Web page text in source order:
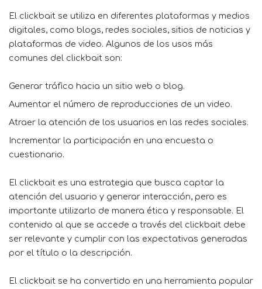
El clickbait se utiliza en diferentes plataformas y medios
digitales, como blogs, redes sociales, sitios de noticias y
plataformas de video. Algunos de los usos más
comunes del clickbait son:
Generar tráfico hacia un sitio web o blog.
Aumentar el número de reproducciones de un video.
Atraer la atención de los usuarios en las redes sociales.
Incrementar la participación en una encuesta o
cuestionario.
El clickbait es una estrategia que busca captar la
atención del usuario y generar interacción, pero es
importante utilizarlo de manera ética y responsable. El
contenido al que se accede a través del clickbait debe
ser relevante y cumplir con las expectativas generadas
por el título o la descripción.
El clickbait se ha convertido en una herramienta popular